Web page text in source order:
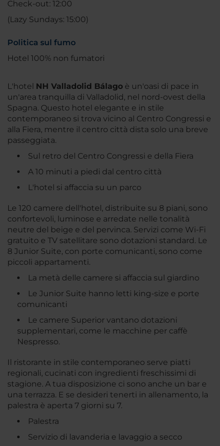
Check-out: 12:00
(Lazy Sundays: 15:00)
Politica sul fumo
Hotel 100% non fumatori
L'hotel NH Valladolid Bálago è un'oasi di pace in
un'area tranquilla di Valladolid, nel nord-ovest della
Spagna. Questo hotel elegante e in stile
contemporaneo si trova vicino al Centro Congressi e
alla Fiera, mentre il centro città dista solo una breve
passeggiata.
Sul retro del Centro Congressi e della Fiera
A 10 minuti a piedi dal centro città
L'hotel si affaccia su un parco
Le 120 camere dell'hotel, distribuite su 8 piani, sono
confortevoli, luminose e arredate nelle tonalità
neutre del beige e del pervinca. Servizi come Wi-Fi
gratuito e TV satellitare sono dotazioni standard. Le
8 Junior Suite, con porte comunicanti, sono come
piccoli appartamenti.
La metà delle camere si affaccia sul giardino
Le Junior Suite hanno letti king-size e porte
comunicanti
Le camere Superior vantano dotazioni
supplementari, come le macchine per caffè
Nespresso.
Il ristorante in stile contemporaneo serve piatti
regionali, cucinati con ingredienti freschissimi di
stagione. A tua disposizione ci sono anche un bar e
una terrazza. E se desideri tenerti in allenamento, la
palestra è aperta 7 giorni su 7.
Palestra
Servizio di lavanderia e lavaggio a secco